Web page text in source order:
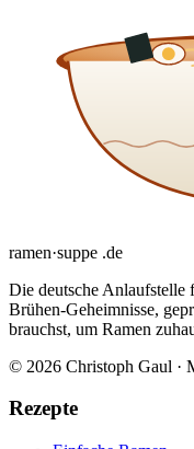
ramen·suppe .de
Die deutsche Anlaufstelle
Brühen-Geheimnisse,
brauchst, um Ramen
© 2026 Christoph Gaul ·
Rezepte